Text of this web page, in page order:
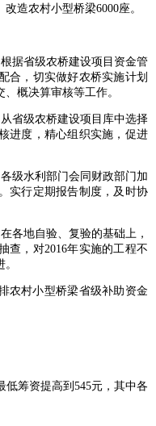
造农村小型桥梁6000座。
省级农桥建设项目资金管
合，切实做好农桥实施计划
概决算审核等工作。
级农桥建设项目库中选择
进度，精心组织实施，促进
水利部门会同财政部门加
实行定期报告制度，及时协
地自验、复验的基础上，
查，对2016年实施的工程不
村小型桥梁省级补助资金
筹资提高到545元，其中各